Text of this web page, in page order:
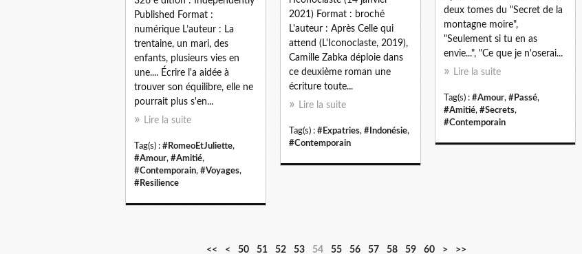
deux tomes du "Secret de la
montagne moire",
"Seulement si tu en as
envie...", "Ce que je n'oserai...
Lire la suite
Tag(s) : #Amour, #Passé,
#Amitié, #Secrets,
#Contemporain
2021) Format : broché
L'auteur : Après Celle qui
attend (L'Iconoclaste, 2019),
Camille Zabka déploie dans
ce deuxième roman une
écriture toute...
Lire la suite
Tag(s) : #Expatries, #Indonésie,
#Contemporain
Published Format :
numérique L’auteur : La
trentaine, un mari, des
enfants, plusieurs vies en
une.... Écrire l'a aidée à
trouver son équilibre, elle ne
pourrait plus s'en...
Lire la suite
Tag(s) : #RomeoEtJuliette,
#Amour, #Amitié,
#Contemporain, #Voyages,
#Resilience
<< <
1
2
3
4
50 51 52 53 54 55 56 57 58 59 60
7
8
9
1
> >>